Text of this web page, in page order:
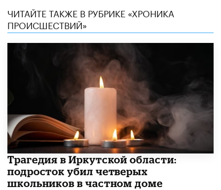
ЧИТАЙТЕ ТАКЖЕ В РУБРИКЕ «ХРОНИКА
ПРОИСШЕСТВИЙ»
Трагедия в Иркутской области:
подросток убил четверых
школьников в частном доме